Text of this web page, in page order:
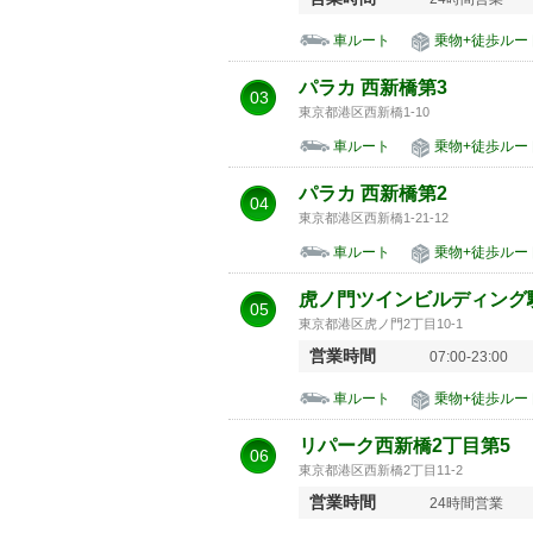
車ルート 乗物+徒歩ルー
03 パラカ 西新橋第3
東京都港区西新橋1-10
車ルート 乗物+徒歩ルー
04 パラカ 西新橋第2
東京都港区西新橋1-21-12
車ルート 乗物+徒歩ルー
05 虎ノ門ツインビルディング
東京都港区虎ノ門2丁目10-1
営業時間 07:00-23:00
車ルート 乗物+徒歩ルー
06 リパーク西新橋2丁目第5
東京都港区西新橋2丁目11-2
営業時間 24時間営業